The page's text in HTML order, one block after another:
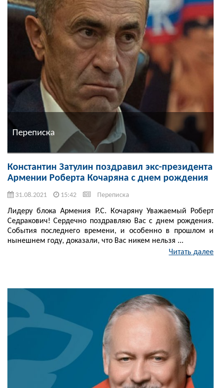
Переписка
Константин Затулин поздравил экс-президента
Армении Роберта Кочаряна с днем рождения
31.08.2021 15:42 Переписка
Лидеру блока Армения Р.С. Кочаряну Уважаемый Роберт
Седракович! Сердечно поздравляю Вас с днем рождения.
События последнего времени, и особенно в прошлом и
нынешнем году, доказали, что Вас никем нельзя ...
Читать далее